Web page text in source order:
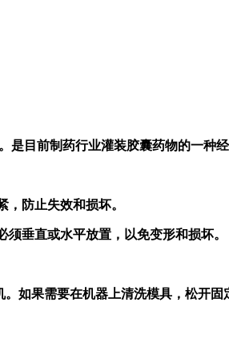
目前制药行业灌装胶囊药物的一种
防止失效和损坏。
垂直或水平放置，以免变形和损坏。
如果需要在机器上清洗模具，松开固